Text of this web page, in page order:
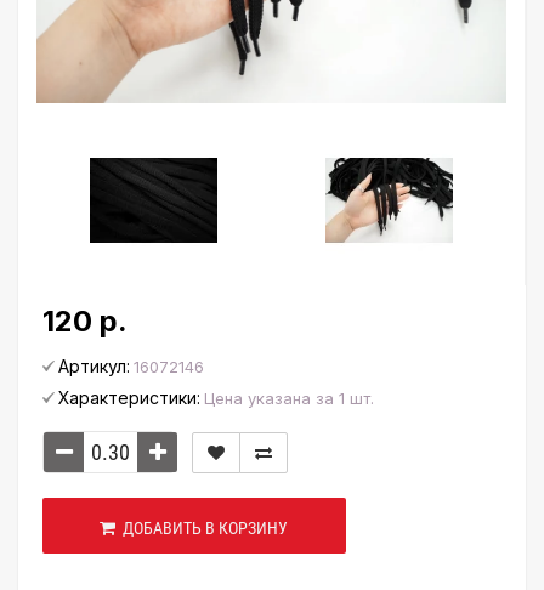
120 р.
Артикул: 16072146
Характеристики: Цена указана за 1 шт.
ДОБАВИТЬ В КОРЗИНУ